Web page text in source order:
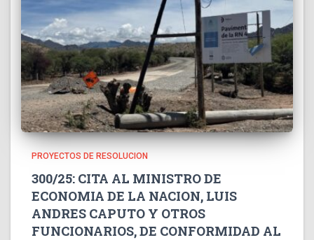
PROYECTOS DE RESOLUCION
300/25: CITA AL MINISTRO DE
ECONOMIA DE LA NACION, LUIS
ANDRES CAPUTO Y OTROS
FUNCIONARIOS, DE CONFORMIDAD AL